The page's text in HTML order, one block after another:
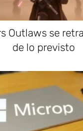
Outlaws se
de lo previsto